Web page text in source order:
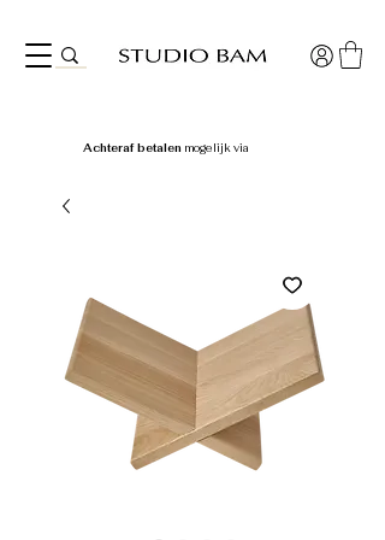
Achteraf betalen mogelijk via